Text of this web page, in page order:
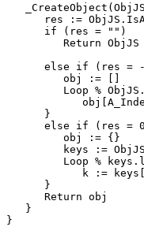
res :=
      if (res = "")
         Return ObjJS
else if (res =
         obj := []
Loop %
      }
else if (res =
         obj := {}
keys :=
Loop %
k :=
      }
      Return obj
   }
}